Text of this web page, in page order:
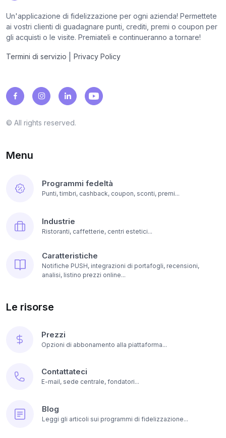
Un'applicazione di fidelizzazione per ogni azienda! Permettete
ai vostri clienti di guadagnare punti, crediti, premi o coupon per
gli acquisti o le visite. Premiateli e continueranno a tornare!
Termini di servizio Privacy Policy
© All rights reserved.
Menu
Programmi fedeltà
Punti, timbri, cashback, coupon, sconti, premi...
Industrie
Ristoranti, caffetterie, centri estetici...
Caratteristiche
Notifiche PUSH, integrazioni di portafogli, recensioni,
analisi, listino prezzi online...
Le risorse
Prezzi
Opzioni di abbonamento alla piattaforma...
Contattateci
E-mail, sede centrale, fondatori...
Blog
Leggi gli articoli sui programmi di fidelizzazione...